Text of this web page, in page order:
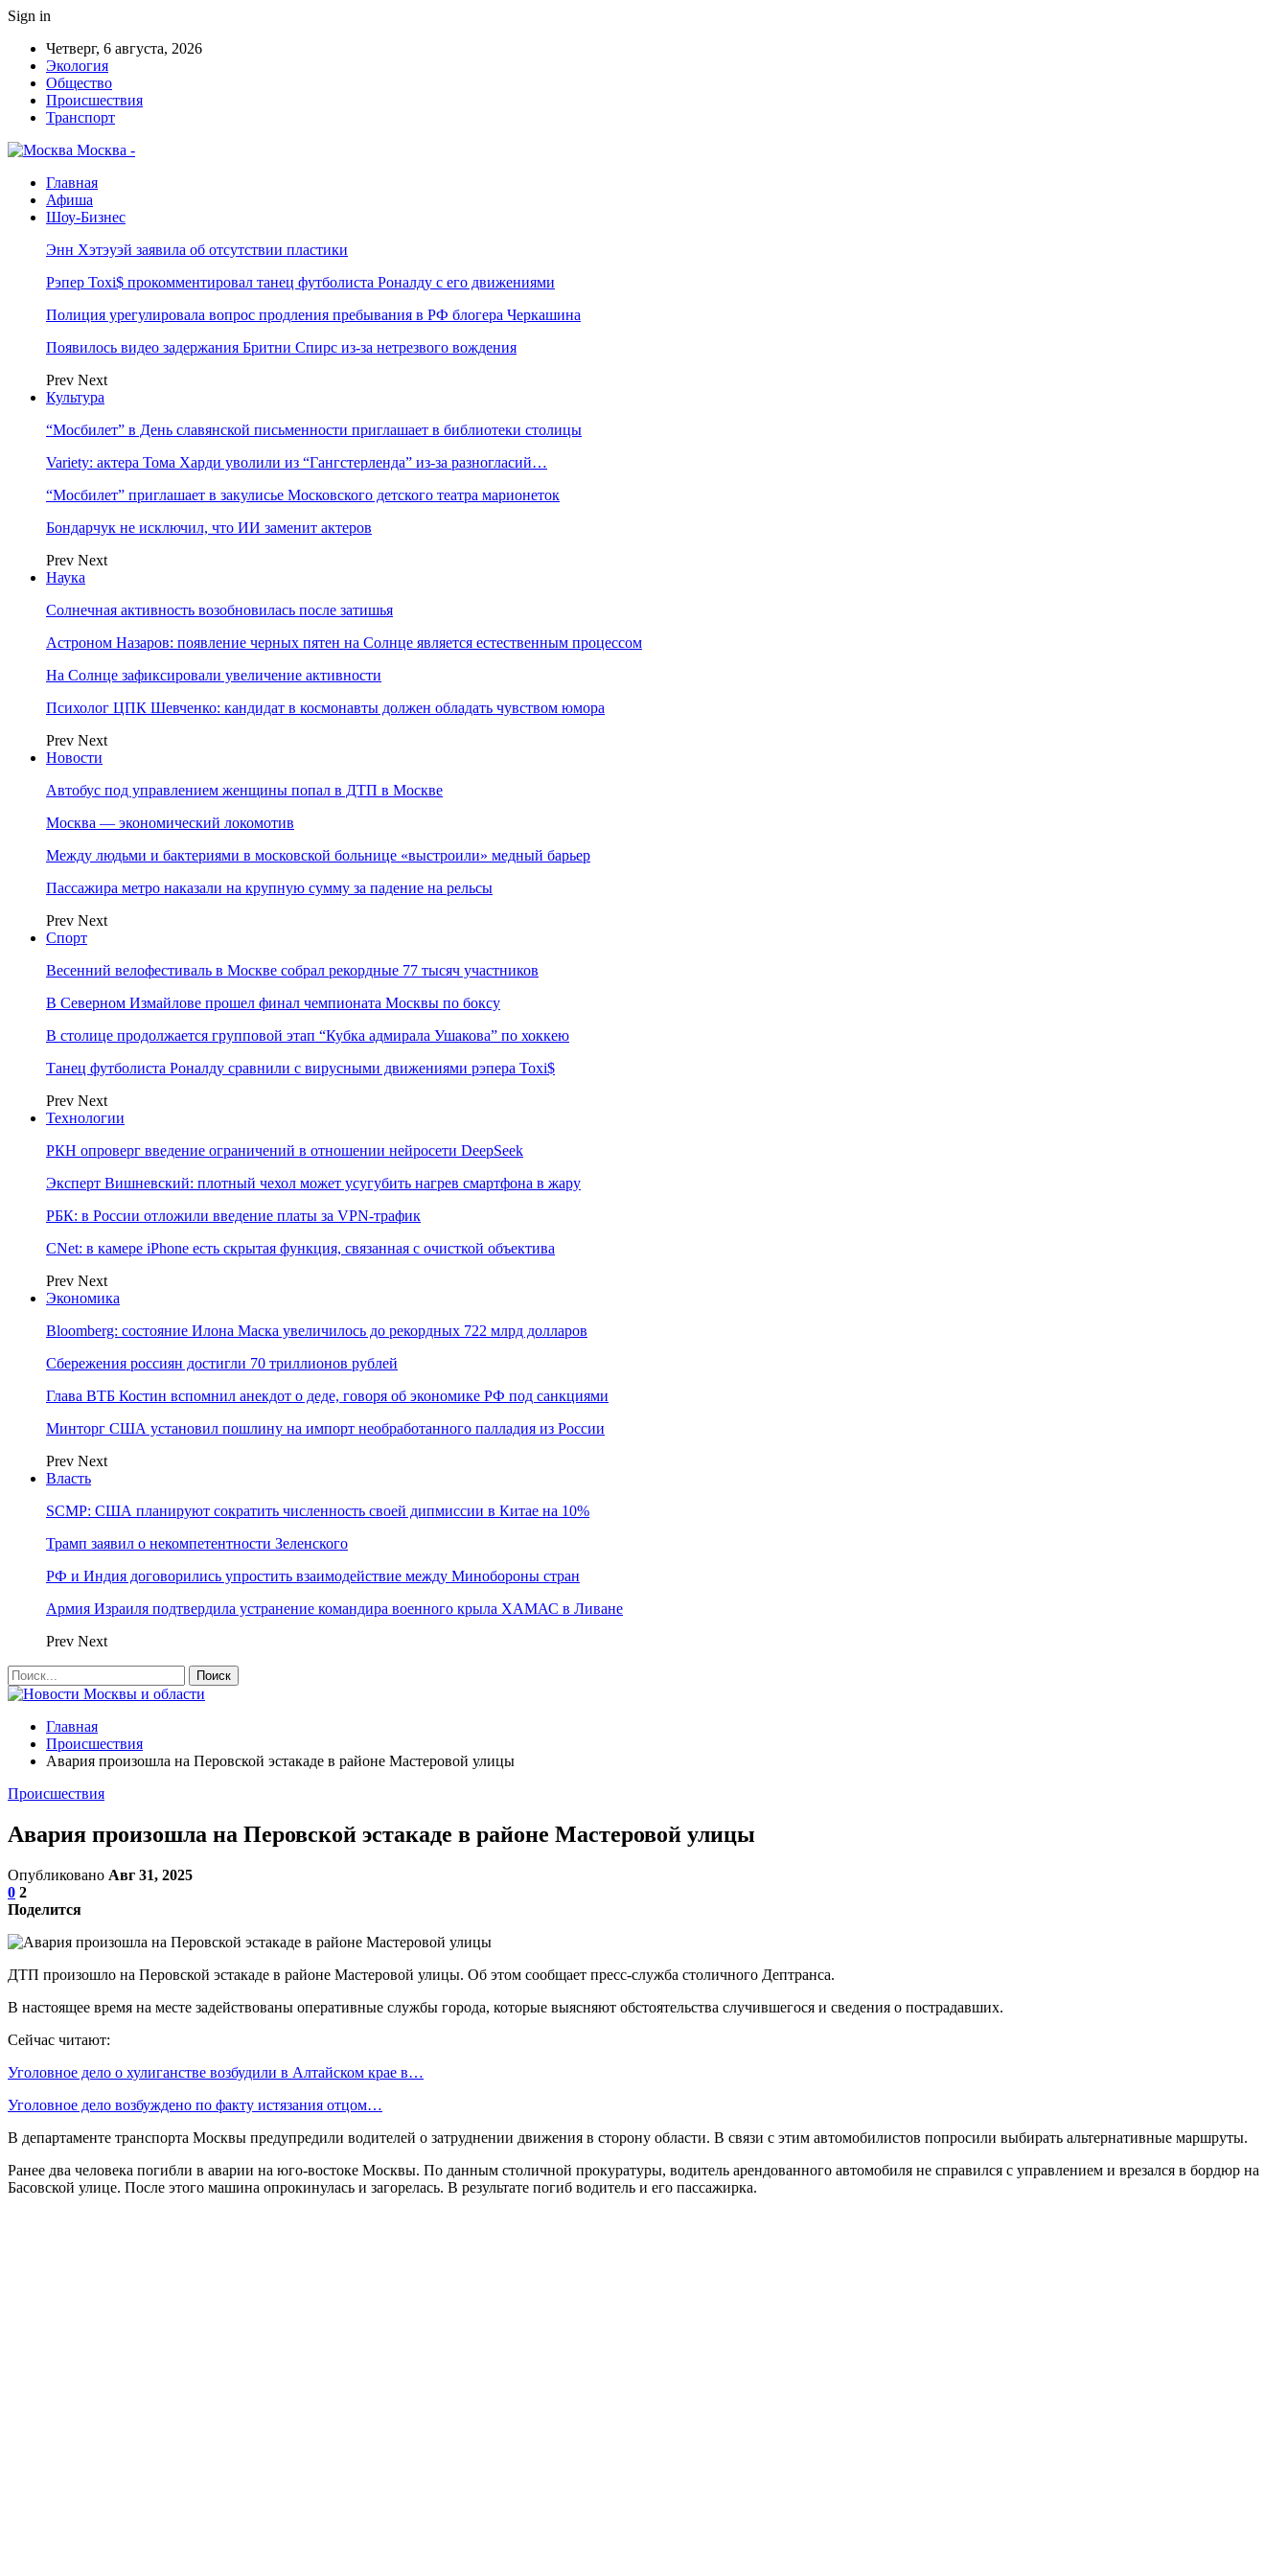
Sign in
Четверг, 6 августа, 2026
Экология
Общество
Происшествия
Транспорт
Москва -
Главная
Афиша
Шоу-Бизнес
Энн Хэтэуэй заявила об отсутствии пластики
Рэпер Toxi$ прокомментировал танец футболиста Роналду с его движениями
Полиция урегулировала вопрос продления пребывания в РФ блогера Черкашина
Появилось видео задержания Бритни Спирс из-за нетрезвого вождения
Prev Next
Культура
“Мосбилет” в День славянской письменности приглашает в библиотеки столицы
Variety: актера Тома Харди уволили из “Гангстерленда” из-за разногласий…
“Мосбилет” приглашает в закулисье Московского детского театра марионеток
Бондарчук не исключил, что ИИ заменит актеров
Prev Next
Наука
Солнечная активность возобновилась после затишья
Астроном Назаров: появление черных пятен на Солнце является естественным процессом
На Солнце зафиксировали увеличение активности
Психолог ЦПК Шевченко: кандидат в космонавты должен обладать чувством юмора
Prev Next
Новости
Автобус под управлением женщины попал в ДТП в Москве
Москва — экономический локомотив
Между людьми и бактериями в московской больнице «выстроили» медный барьер
Пассажира метро наказали на крупную сумму за падение на рельсы
Prev Next
Спорт
Весенний велофестиваль в Москве собрал рекордные 77 тысяч участников
В Северном Измайлове прошел финал чемпионата Москвы по боксу
В столице продолжается групповой этап “Кубка адмирала Ушакова” по хоккею
Танец футболиста Роналду сравнили с вирусными движениями рэпера Toxi$
Prev Next
Технологии
РКН опроверг введение ограничений в отношении нейросети DeepSeek
Эксперт Вишневский: плотный чехол может усугубить нагрев смартфона в жару
РБК: в России отложили введение платы за VPN-трафик
CNet: в камере iPhone есть скрытая функция, связанная с очисткой объектива
Prev Next
Экономика
Bloomberg: состояние Илона Маска увеличилось до рекордных 722 млрд долларов
Сбережения россиян достигли 70 триллионов рублей
Глава ВТБ Костин вспомнил анекдот о деде, говоря об экономике РФ под санкциями
Минторг США установил пошлину на импорт необработанного палладия из России
Prev Next
Власть
SCMP: США планируют сократить численность своей дипмиссии в Китае на 10%
Трамп заявил о некомпетентности Зеленского
РФ и Индия договорились упростить взаимодействие между Минобороны стран
Армия Израиля подтвердила устранение командира военного крыла ХАМАС в Ливане
Prev Next
Главная
Происшествия
Авария произошла на Перовской эстакаде в районе Мастеровой улицы
Происшествия
Авария произошла на Перовской эстакаде в районе Мастеровой улицы
Опубликовано Авг 31, 2025
0 2
Поделится
ДТП произошло на Перовской эстакаде в районе Мастеровой улицы. Об этом сообщает пресс-служба столичного Дептранса.
В настоящее время на месте задействованы оперативные службы города, которые выясняют обстоятельства случившегося и сведения о пострадавших.
Сейчас читают:
Уголовное дело о хулиганстве возбудили в Алтайском крае в…
Уголовное дело возбуждено по факту истязания отцом…
В департаменте транспорта Москвы предупредили водителей о затруднении движения в сторону области. В связи с этим автомобилистов попросили выбирать альтернативные маршруты.
Ранее два человека погибли в аварии на юго-востоке Москвы. По данным столичной прокуратуры, водитель арендованного автомобиля не справился с управлением и врезался в бордюр на
Басовской улице. После этого машина опрокинулась и загорелась. В результате погиб водитель и его пассажирка.